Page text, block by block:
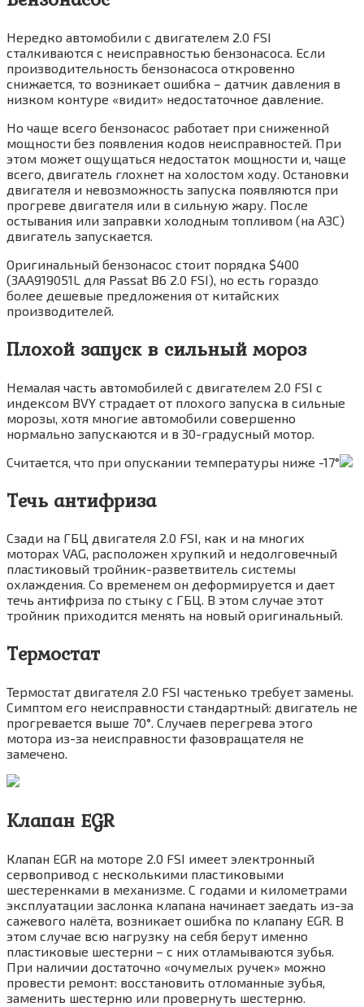
Нередко автомобили с двигателем 2.0 FSI
сталкиваются с неисправностью бензонасоса. Если
производительность бензонасоса откровенно
снижается, то возникает ошибка – датчик давления в
низком контуре «видит» недостаточное давление.
Но чаще всего бензонасос работает при сниженной
мощности без появления кодов неисправностей. При
этом может ощущаться недостаток мощности и, чаще
всего, двигатель глохнет на холостом ходу. Остановки
двигателя и невозможность запуска появляются при
прогреве двигателя или в сильную жару. После
остывания или заправки холодным топливом (на АЗС)
двигатель запускается.
Оригинальный бензонасос стоит порядка $400
(3AA919051L для Passat B6 2.0 FSI), но есть гораздо
более дешевые предложения от китайских
производителей.
Плохой запуск в сильный мороз
Немалая часть автомобилей с двигателем 2.0 FSI с
индексом BVY страдает от плохого запуска в сильные
морозы, хотя многие автомобили совершенно
нормально запускаются и в 30-градусный мотор.
Считается, что при опускании температуры ниже -17°
Течь антифриза
Сзади на ГБЦ двигателя 2.0 FSI, как и на многих
моторах VAG, расположен хрупкий и недолговечный
пластиковый тройник-разветвитель системы
охлаждения. Со временем он деформируется и дает
течь антифриза по стыку с ГБЦ. В этом случае этот
тройник приходится менять на новый оригинальный.
Термостат
Термостат двигателя 2.0 FSI частенько требует замены.
Симптом его неисправности стандартный: двигатель не
прогревается выше 70°. Случаев перегрева этого
мотора из-за неисправности фазовращателя не
замечено.
Клапан EGR
Клапан EGR на моторе 2.0 FSI имеет электронный
сервопривод с несколькими пластиковыми
шестеренками в механизме. С годами и километрами
эксплуатации заслонка клапана начинает заедать из-за
сажевого налёта, возникает ошибка по клапану EGR. В
этом случае всю нагрузку на себя берут именно
пластиковые шестерни – с них отламываются зубья.
При наличии достаточно «очумелых ручек» можно
провести ремонт: восстановить отломанные зубья,
заменить шестерню или провернуть шестерню.